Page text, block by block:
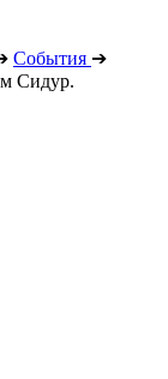
События ➔
Сидур.